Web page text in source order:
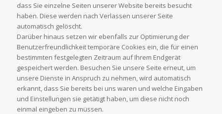
dass Sie einzelne Seiten unserer Website bereits besucht
haben. Diese werden nach Verlassen unserer Seite
automatisch gelöscht.
Darüber hinaus setzen wir ebenfalls zur Optimierung der
Benutzerfreundlichkeit temporäre Cookies ein, die für einen
bestimmten festgelegten Zeitraum auf Ihrem Endgerät
gespeichert werden. Besuchen Sie unsere Seite erneut, um
unsere Dienste in Anspruch zu nehmen, wird automatisch
erkannt, dass Sie bereits bei uns waren und welche Eingaben
und Einstellungen sie getätigt haben, um diese nicht noch
einmal eingeben zu müssen.